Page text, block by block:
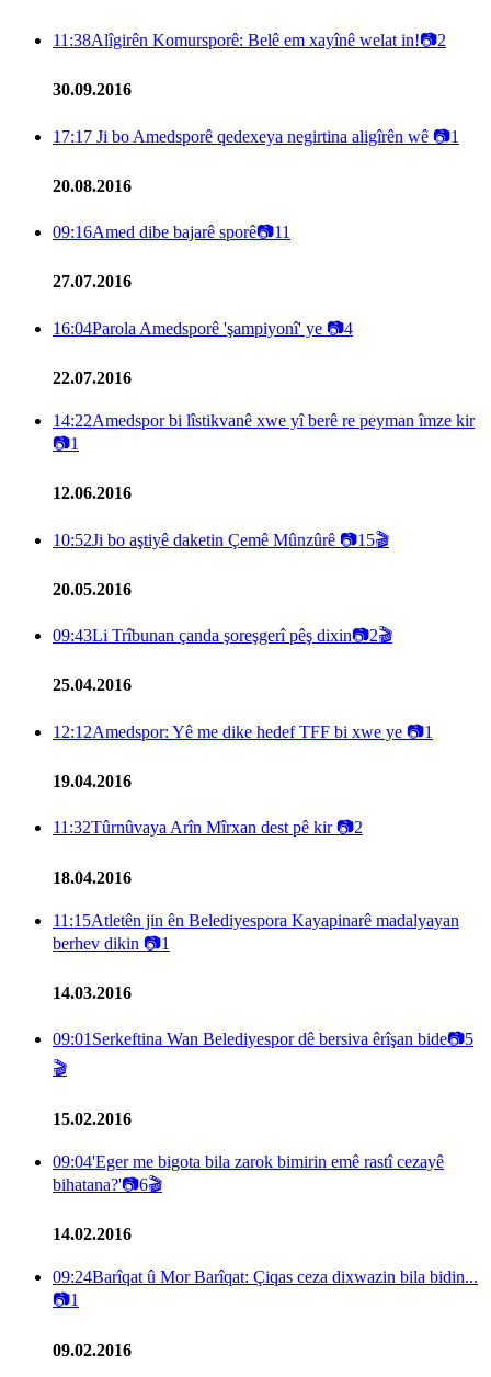
11:38Alîgirên Komursporê: Belê em xayînê welat in!📷2
30.09.2016
17:17 Ji bo Amedsporê qedexeya negirtina aligîrên wê 📷1
20.08.2016
09:16Amed dibe bajarê sporê📷11
27.07.2016
16:04Parola Amedsporê 'şampiyonî' ye 📷4
22.07.2016
14:22Amedspor bi lîstikvanê xwe yî berê re peyman îmze kir
📷1
12.06.2016
10:52Ji bo aştiyê daketin Çemê Mûnzûrê 📷15🎬
20.05.2016
09:43Li Trîbunan çanda şoreşgerî pêş dixin📷2🎬
25.04.2016
12:12Amedspor: Yê me dike hedef TFF bi xwe ye 📷1
19.04.2016
11:32Tûrnûvaya Arîn Mîrxan dest pê kir📷2
18.04.2016
11:15Atletên jin ên Belediyespora Kayapinarê madalyayan
berhev dikin 📷1
14.03.2016
09:01 Serkeftina Wan Belediyespor dê bersiva êrîşan bide📷5
🎬
15.02.2016
09:04'Eger me bigota bila zarok bimirin emê rastî cezayê
bihatana?'📷6🎬
14.02.2016
09:24Barîqat û Mor Barîqat: Çiqas ceza dixwazin bila bidin...
📷1
09.02.2016